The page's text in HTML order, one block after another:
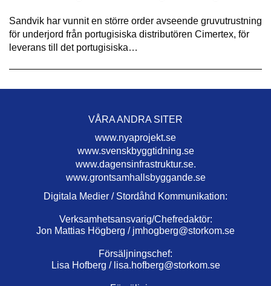
Sandvik har vunnit en större order avseende gruvutrustning
för underjord från portugisiska distributören Cimertex, för
leverans till det portugisiska…
VÅRA ANDRA SITER
www.nyaprojekt.se
www.svenskbyggtidning.se
www.dagensinfrastruktur.se.
www.grontsamhallsbyggande.se
Digitala Medier / Stordåhd Kommunikation:
Verksamhetsansvarig/Chefredaktör:
Jon Mattias Högberg / jmhogberg@storkom.se
Försäljningschef:
Lisa Hofberg / lisa.hofberg@storkom.se